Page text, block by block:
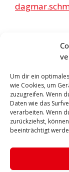
Um dir ein
wie Cookies, um
zuzugreifen. Wenn
Daten wie das
verarbeiten. Wenn
zurückziehst,
beeinträchtigt
06441 209
Pressebilder